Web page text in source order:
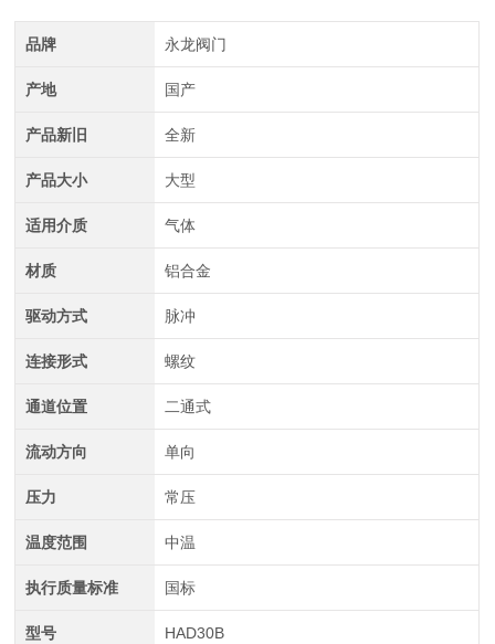
品牌 永龙阀门
产地 国产
产品新旧 全新
产品大小 大型
适用介质 气体
材质 铝合金
驱动方式 脉冲
连接形式 螺纹
通道位置 二通式
流动方向 单向
压力 常压
温度范围 中温
执行质量标准 国标
型号 HAD30B